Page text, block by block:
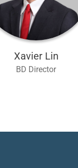
Xavier Lin
BD Director